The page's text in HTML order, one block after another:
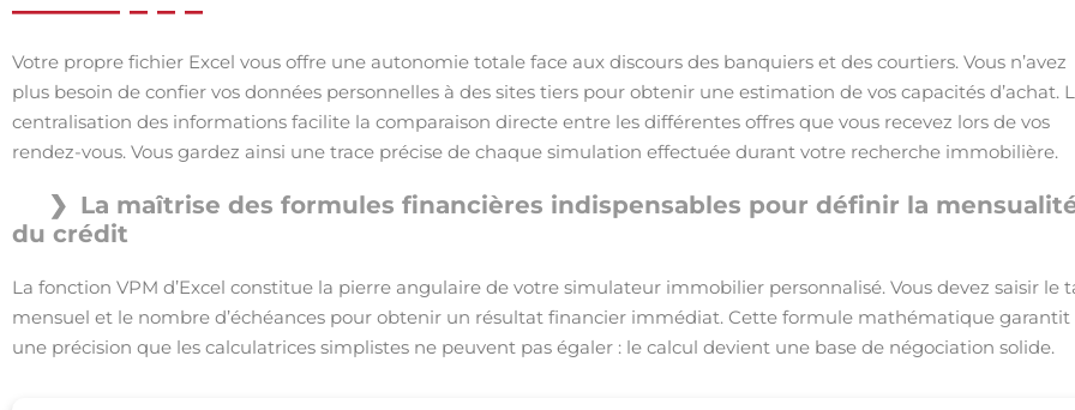
Votre propre fichier Excel vous offre une autonomie totale face aux discours des banquiers et des courtiers. Vous n’avez
plus besoin de confier vos données personnelles à des sites tiers pour obtenir une estimation de vos capacités d’achat.
centralisation des informations facilite la comparaison directe entre les différentes offres que vous recevez lors de vos
rendez-vous. Vous gardez ainsi une trace précise de chaque simulation effectuée durant votre recherche immobilière.
La maîtrise des formules financières indispensables pour définir la
du crédit
La fonction VPM d’Excel constitue la pierre angulaire de votre simulateur immobilier personnalisé. Vous devez saisir le
mensuel et le nombre d’échéances pour obtenir un résultat financier immédiat. Cette formule mathématique garantit
une précision que les calculatrices simplistes ne peuvent pas égaler : le calcul devient une base de négociation solide.